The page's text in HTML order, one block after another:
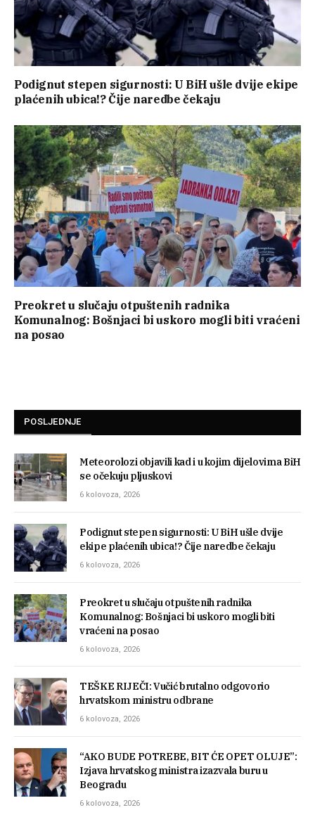
Podignut stepen sigurnosti: U BiH ušle dvije ekipe
plaćenih ubica!? Čije naredbe čekaju
Preokret u slučaju otpuštenih radnika
Komunalnog: Bošnjaci bi uskoro mogli biti vraćeni
na posao
POSLJEDNJE
Meteorolozi objavili kad i u kojim dijelovima BiH
se očekuju pljuskovi
6 kolovoza, 2026
Podignut stepen sigurnosti: U BiH ušle dvije
ekipe plaćenih ubica!? Čije naredbe čekaju
6 kolovoza, 2026
Preokret u slučaju otpuštenih radnika
Komunalnog: Bošnjaci bi uskoro mogli biti
vraćeni na posao
6 kolovoza, 2026
TEŠKE RIJEČI: Vučić brutalno odgovorio
hrvatskom ministru odbrane
6 kolovoza, 2026
“AKO BUDE POTREBE, BIT ĆE OPET OLUJE”:
Izjava hrvatskog ministra izazvala buru u
Beogradu
6 kolovoza, 2026